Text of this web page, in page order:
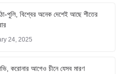
পুলি, বিশ্বের অনেক দেশেই আছে শীতের
24, 2025
করোনার আগেও চীনে যেসব মারণ